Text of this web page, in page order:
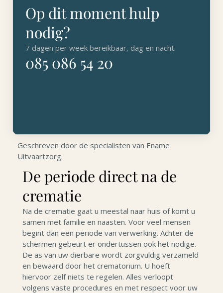
Geschreven door de specialisten van Ename
Uitvaartzorg.
De periode direct na de
crematie
Na de crematie gaat u meestal naar huis of komt u
samen met familie en naasten. Voor veel mensen
begint dan een periode van verwerking. Achter de
schermen gebeurt er ondertussen ook het nodige.
De as van uw dierbare wordt zorgvuldig verzameld
en bewaard door het crematorium. U hoeft
hiervoor zelf niets te regelen. Alles verloopt
volgens vaste procedures en met respect voor uw
Op dit moment hulp
nodig?
7 dagen per week bereikbaar, dag en nacht.
085 086 54 20